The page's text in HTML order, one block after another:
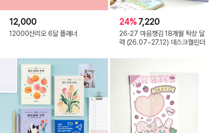
12,000
12000산리오 6달 플래너
24%7,220
26-27 마음챙김 18개월 탁상 달
력 (26.07~27.12) 데스크캘린더